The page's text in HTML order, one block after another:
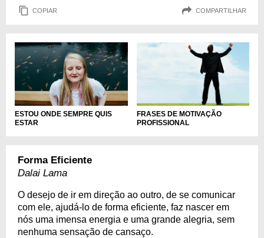
COPIAR COMPARTILHAR
ESTOU ONDE SEMPRE QUIS
ESTAR
FRASES DE MOTIVAÇÃO
PROFISSIONAL
Forma Eficiente
Dalai Lama
O desejo de ir em direção ao outro, de se comunicar
com ele, ajudá-lo de forma eficiente, faz nascer em
nós uma imensa energia e uma grande alegria, sem
nenhuma sensação de cansaço.